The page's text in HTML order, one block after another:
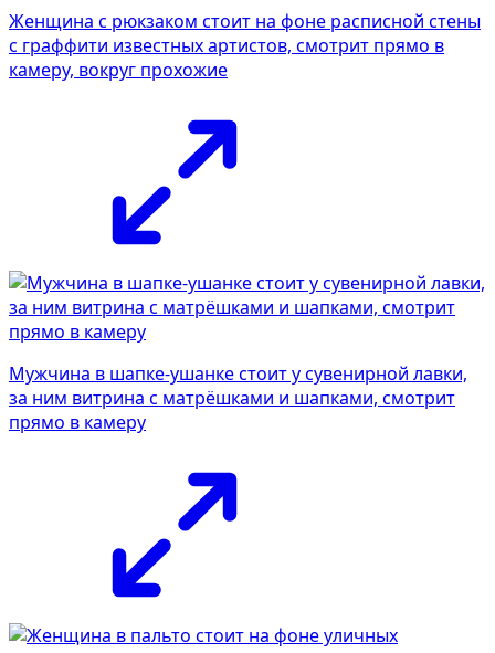
Женщина с рюкзаком стоит на фоне расписной стены
с граффити известных артистов, смотрит прямо в
камеру, вокруг прохожие
Мужчина в шапке-ушанке стоит у сувенирной лавки,
за ним витрина с матрёшками и шапками, смотрит
прямо в камеру